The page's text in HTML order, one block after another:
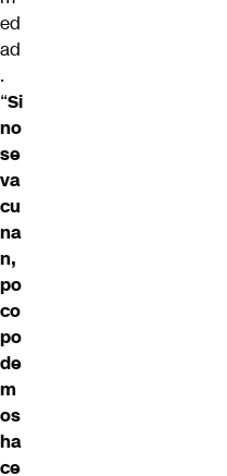
ed
ad
.
“Si
no
se
va
cu
na
n,
po
co
po
de
m
os
ha
ce